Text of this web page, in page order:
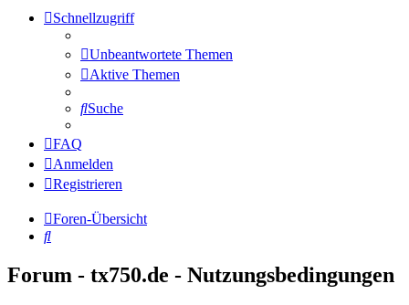
Schnellzugriff
Unbeantwortete Themen
Aktive Themen
Suche
FAQ
Anmelden
Registrieren
Foren-Übersicht
Suche
Forum - tx750.de - Nutzungsbedingungen